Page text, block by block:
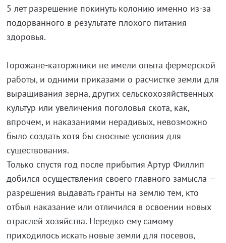
5 лет разрешение покинуть колонию именно из-за
подорванного в результате плохого питания
здоровья.
Горожане-каторжники не имели опыта фермерской
работы, и одними приказами о расчистке земли для
выращивания зерна, других сельскохозяйственных
культур или увеличения поголовья скота, как,
впрочем, и наказаниями нерадивых, невозможно
было создать хотя бы сносные условия для
существования.
Только спустя год после прибытия Артур Филлип
добился осуществления своего главного замысла —
разрешения выдавать гранты на землю тем, кто
отбыл наказание или отличился в освоении новых
отраслей хозяйства. Нередко ему самому
приходилось искать новые земли для посевов,